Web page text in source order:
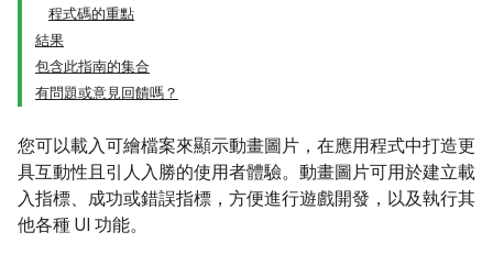
程式碼的重點
結果
包含此指南的集合
有問題或意見回饋嗎？
您可以載入可繪檔案來顯示動畫圖片，在應用程式中打造更
具互動性且引人入勝的使用者體驗。動畫圖片可用於建立載
入指標、成功或錯誤指標，方便進行遊戲開發，以及執行其
他各種 UI 功能。